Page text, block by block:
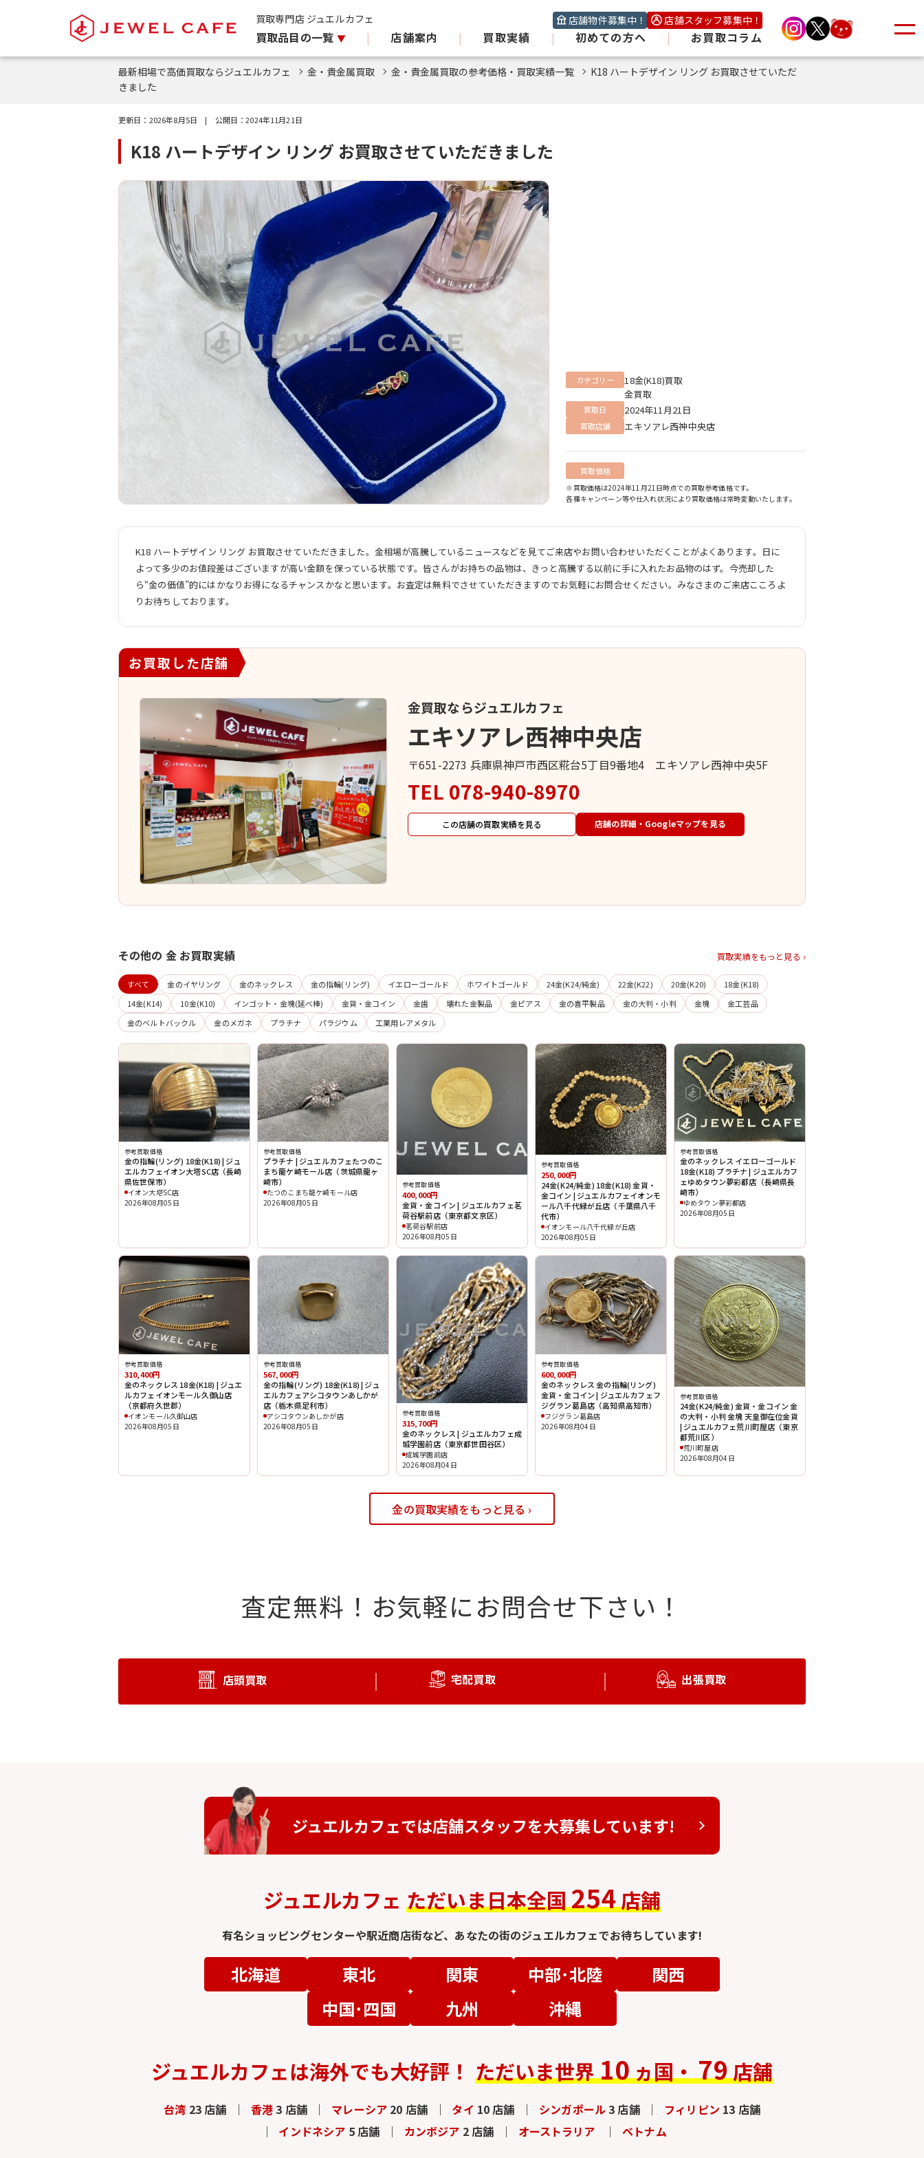
買取専門店 ジュエルカフェ 店舗物件募集中！ 店舗スタッフ募集中！
買取品目の一覧 | 店舗案内 | 買取実績 | 初めての方へ | お買取コラム
最新相場で高価買取ならジュエルカフェ 金・貴金属買取 金・貴金属買取の参考価格・買取実績一覧
K18 ハートデザイン リング お買取させていただ
きました
更新日： 2026年8月5日 | 公開日：2024年11月21日
K18 ハートデザイン リング お買取させていただきました
カテゴリー
18金(K18)買取
金買取
買取日 2024年11月21日
買取店舗 エキソアレ西神中央店
買取価格
※買取価格は2024年11月21日時点での買取参考価格です。
各種キャンペーン等や仕入れ状況により買取価格は常時変動いたします。
K18 ハートデザイン リング お買取させていただきました。金相場が高騰しているニュースなどを見てご来店やお問い合わせいただくことがよくあります。日に
よって多少のお値段差はございますが高い金額を保っている状態です。皆さんがお持ちの品物は、きっと高騰する以前に手に入れたお品物のはず。今売却した
ら“金の価値”的にはかなりお得になるチャンスかなと思います。お査定は無料でさせていただきますのでお気軽にお問合せください。みなさまのご来店こころよ
りお待ちしております。
お買取した店舗
金買取ならジュエルカフェ
エキソアレ西神中央店
〒651-2273 兵庫県神戸市西区糀台5丁目9番地4 エキソアレ西神中央5F
TEL 078-940-8970
この店舗の買取実績を見る 店舗の詳細・Googleマップを見る
その他の 金 お買取実績 買取実績をもっと見る ›
すべて 金のイヤリング 金のネックレス 金の指輪(リング) イエローゴールド ホワイトゴールド 24金(K24/純金) 22金(K22) 20金(K20)
18金(K18)
14金(K14)
10金(K10) インゴット・金塊(延べ棒) 金貨・金コイン 金歯 壊れた金製品 金ピアス 金の喜平製品 金の大判・小判 金塊
金工芸品
金のベルトバックル
金のメガネ プラチナ パラジウム 工業用レアメタル
参考買取価格
金の指輪(リング) 18金(K18) | ジュ
エルカフェイオン大塔SC店（長崎
県佐世保市）
イオン大塔SC店
2026年08月05日
参考買取価格
プラチナ | ジュエルカフェたつのこ
まち龍ケ崎モール店（茨城県龍ヶ
崎市）
たつのこまち龍ケ崎モール店
2026年08月05日
参考買取価格
400,000円
金貨・金コイン | ジュエルカフェ茗
荷谷駅前店（東京都文京区）
茗荷谷駅前店
2026年08月05日
参考買取価格
250,000円
24金(K24/純金) 18金(K18) 金貨・
金コイン | ジュエルカフェイオンモ
ール八千代緑が丘店（千葉県八千
代市）
イオンモール八千代緑が丘店
2026年08月05日
参考買取価格
金のネックレス イエローゴールド
18金(K18) プラチナ | ジュエルカフ
ェゆめタウン夢彩都店（長崎県長
崎市）
ゆめタウン夢彩都店
2026年08月05日
参考買取価格
310,400円
金のネックレス 18金(K18) | ジュエ
ルカフェイオンモール久御山店
（京都府久世郡）
イオンモール久御山店
2026年08月05日
参考買取価格
567,000円
金の指輪(リング) 18金(K18) | ジュ
エルカフェアシコタウンあしかが
店（栃木県足利市）
アシコタウンあしかが店
2026年08月05日
参考買取価格
315,700円
金のネックレス | ジュエルカフェ成
城学園前店（東京都世田谷区）
成城学園前店
2026年08月04日
参考買取価格
600,000円
金のネックレス 金の指輪(リング)
金貨・金コイン | ジュエルカフェフ
ジグラン葛島店（高知県高知市）
フジグラン葛島店
2026年08月04日
参考買取価格
24金(K24/純金) 金貨・金コイン 金
の大判・小判 金塊 天皇御在位金貨
| ジュエルカフェ荒川町屋店（東京
都荒川区）
荒川町屋店
2026年08月04日
金の買取実績をもっと見る ›
査定無料！ お気軽にお問合せ下さい！
店頭買取 宅配買取 出張買取
ジュエルカフェでは店舗スタッフを大募集しています!
ジュエルカフェただいま日本全国254店舗
有名ショッピングセンターや駅近商店街など、 あなたの街のジュエルカフェでお待ちしています!
北海道 東北 関東 中部･北陸
関西
中国･四国
九州 沖縄
ジュエルカフェは海外でも大好評！ ただいま世界10ヵ国・79店舗
台湾 23 店舗 香港3 店舗 マレーシア 20 店舗 タイ 10 店舗 シンガポール3 店舗 フィリピン 13 店舗
インドネシア 5 店舗 カンボジア 2 店舗 オーストラリア ベトナム